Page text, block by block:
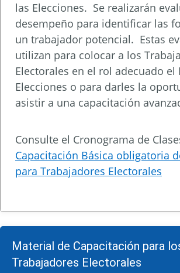
las Elecciones. Se realizarán
desempeño para identificar las
un trabajador potencial. Estas
utilizan para colocar a los
Electorales en el rol adecuado el
Elecciones o para darles la
asistir a una capacitación
Consulte el Cronograma de
Capacitación Básica obligatoria
para Trabajadores Electorales
Material de Capacitación para
Trabajadores Electorales